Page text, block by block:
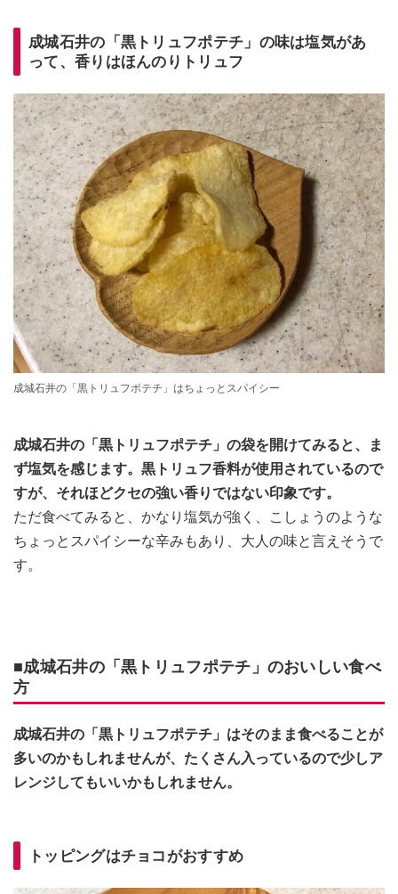
成城石井の「黒トリュフポテチ」の味は塩気があ
って、香りはほんのりトリュフ
成城石井の「黒トリュフポテチ」はちょっとスパイシー
成城石井の「黒トリュフポテチ」の袋を開けてみると、ま
ず塩気を感じます。黒トリュフ香料が使用されているので
すが、それほどクセの強い香りではない印象です。
ただ食べてみると、かなり塩気が強く、こしょうのような
ちょっとスパイシーな辛みもあり、大人の味と言えそうで
す。
■成城石井の「黒トリュフポテチ」のおいしい食べ
方
成城石井の「黒トリュフポテチ」はそのまま食べることが
多いのかもしれませんが、たくさん入っているので少しア
レンジしてもいいかもしれません。
トッピングはチョコがおすすめ